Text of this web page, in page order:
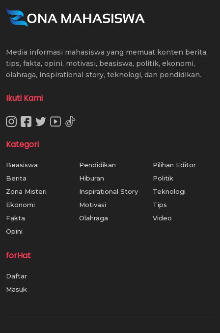
Media informasi mahasiswa yang memuat konten berita,
tips, fakta, opini, motivasi, beasiswa, politik, ekonomi,
olahraga, inspirational story, teknologi, dan pendidikan.
Ikuti Kami
Kategori
Beasiswa
Berita
Zona Misteri
Ekonomi
Fakta
Opini
Pendidikan
Hiburan
Inspirational Story
Motivasi
Olahraga
Pilihan Editor
Politik
Teknologi
Tips
Video
forHat
Daftar
Masuk